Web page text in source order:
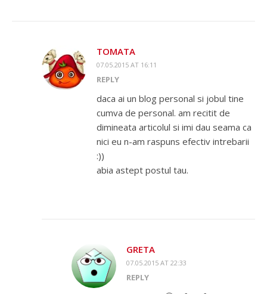
TOMATA
07.05.2015 AT 16:11
REPLY
daca ai un blog personal si jobul tine
cumva de personal. am recitit de
dimineata articolul si imi dau seama ca
nici eu n-am raspuns efectiv intrebarii
:))
abia astept postul tau.
GRETA
07.05.2015 AT 22:33
REPLY